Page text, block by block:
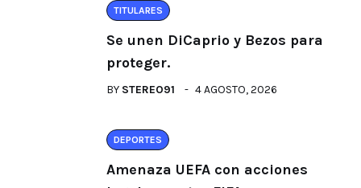
TITULARES
Se unen DiCaprio y Bezos para
proteger.
BY STEREO91 4 AGOSTO, 2026
DEPORTES
Amenaza UEFA con acciones